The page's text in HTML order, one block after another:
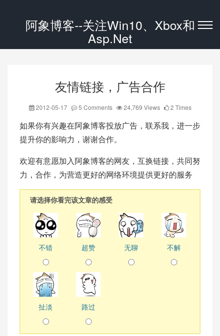
阿象博客--关注Win10、Xbox和
Asp.Net
友情链接，广告合作
2012-05-17 5 Comments 24,769 Views 2 Times
如果你有兴趣在阿象博客投放广告，联系我，进一步
提升你的影响力，谢谢合作。
欢迎有意愿加入阿象博客的网友，互换链接，共同努
力，合作，为营造更好的网络环境提供更好的服务
请选择你看完该文章的感受
不错 超赞 无聊 不解
扯淡 路过